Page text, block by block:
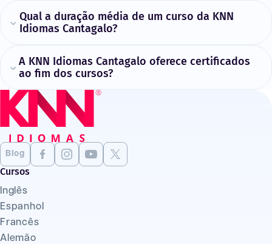
Qual a duração média de um curso da KNN
Idiomas Cantagalo?
A KNN Idiomas Cantagalo oferece certificados
ao fim dos cursos?
Blog
Cursos
Inglês
Espanhol
Francês
Alemão